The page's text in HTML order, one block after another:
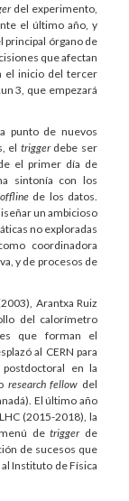
del experimento,
el último año, y
principal órgano de
que afectan
el inicio del tercer
3, que empezará
punto de nuevos
el triggerdebe ser
el primer día de
sintonía con los
offlinede los datos.
un ambicioso
no exploradas
coordinadora
y de procesos de
Arantxa Ruiz
del calorímetro
que forman el
al CERN para
en la
research fellow del
El último año
(2015-2018), la
menú detriggerde
de sucesos que
Instituto de Física